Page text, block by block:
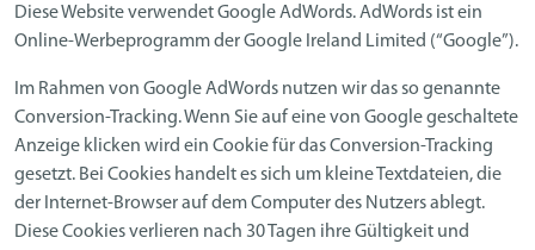
Diese Website verwendet Google AdWords. AdWords ist ein
Online-Werbeprogramm der Google Ireland Limited (“Google”).
Im Rahmen von Google AdWords nutzen wir das so genannte
Conversion-Tracking. Wenn Sie auf eine von Google geschaltete
Anzeige klicken wird ein Cookie für das Conversion-Tracking
gesetzt. Bei Cookies handelt es sich um kleine Textdateien, die
der Internet-Browser auf dem Computer des Nutzers ablegt.
Diese Cookies verlieren nach 30 Tagen ihre Gültigkeit und